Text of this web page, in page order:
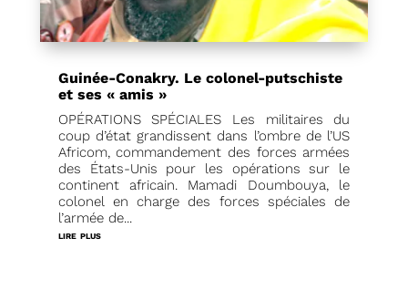
Guinée-Conakry. Le colonel-putschiste
et ses « amis »
OPÉRATIONS SPÉCIALES Les militaires du
coup d’état grandissent dans l’ombre de l’US
Africom, commandement des forces armées
des États-Unis pour les opérations sur le
continent africain. Mamadi Doumbouya, le
colonel en charge des forces spéciales de
l’armée de...
lire plus